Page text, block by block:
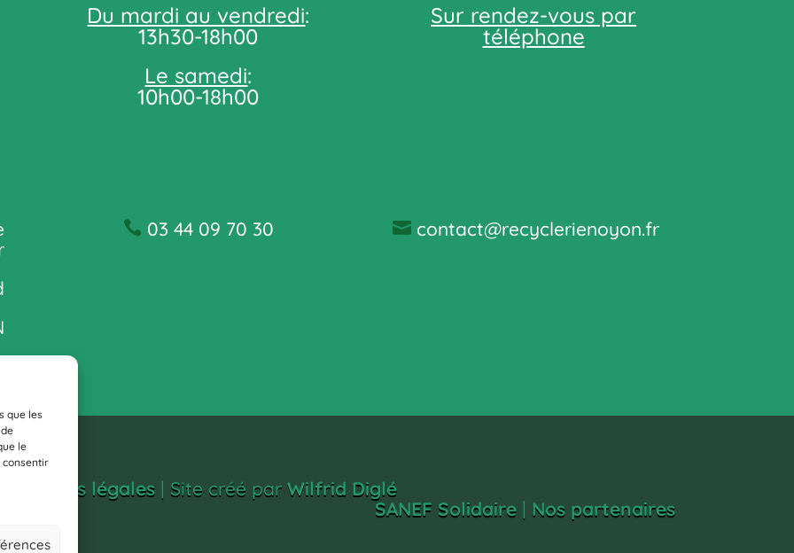
que les
le
consentir
Du mardi au vendredi:
13h30-18h00
Le samedi:
10h00-18h00
Sur rendez-vous par
téléphone
03 44 09 70 30 contact@recyclerienoyon.fr
Mentions légales | Site créé parWilfrid Diglé
SANEF Solidaire| Nos partenaires